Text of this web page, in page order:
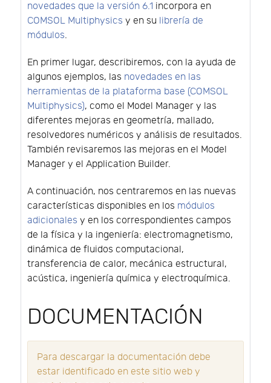
novedades que la versión 6.1 incorpora en
COMSOL Multiphysics y en su librería de
módulos.
En primer lugar, describiremos, con la ayuda de
algunos ejemplos, las novedades en las
herramientas de la plataforma base (COMSOL
Multiphysics), como el Model Manager y las
diferentes mejoras en geometría, mallado,
resolvedores numéricos y análisis de resultados.
También revisaremos las mejoras en el Model
Manager y el Application Builder.
A continuación, nos centraremos en las nuevas
características disponibles en los módulos
adicionales y en los correspondientes campos
de la física y la ingeniería: electromagnetismo,
dinámica de fluidos computacional,
transferencia de calor, mecánica estructural,
acústica, ingeniería química y electroquímica.
DOCUMENTACIÓN
Para descargar la documentación debe
estar identificado en este sitio web y